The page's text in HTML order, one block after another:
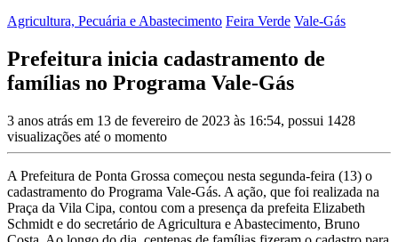
Agricultura, Pecuária e Abastecimento Feira Verde Vale-Gás
Prefeitura inicia cadastramento de
famílias no Programa Vale-Gás
3 anos atrás em 13 de fevereiro de 2023 às 16:54, possui 1428
visualizações até o momento
A Prefeitura de Ponta Grossa começou nesta segunda-feira (13) o
cadastramento do Programa Vale-Gás. A ação, que foi realizada na
Praça da Vila Cipa, contou com a presença da prefeita Elizabeth
Schmidt e do secretário de Agricultura e Abastecimento, Bruno